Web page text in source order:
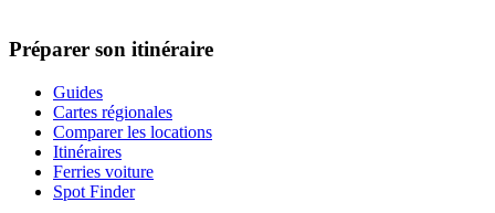
Préparer son itinéraire
Guides
Cartes régionales
Comparer les locations
Itinéraires
Ferries voiture
Spot Finder